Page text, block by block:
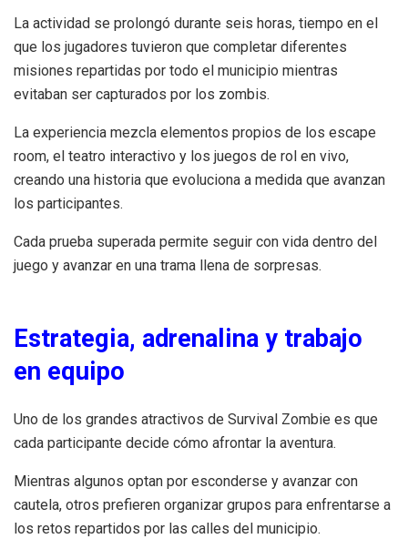
La actividad se prolongó durante seis horas, tiempo en el
que los jugadores tuvieron que completar diferentes
misiones repartidas por todo el municipio mientras
evitaban ser capturados por los zombis.
La experiencia mezcla elementos propios de los escape
room, el teatro interactivo y los juegos de rol en vivo,
creando una historia que evoluciona a medida que avanzan
los participantes.
Cada prueba superada permite seguir con vida dentro del
juego y avanzar en una trama llena de sorpresas.
Estrategia, adrenalina y trabajo
en equipo
Uno de los grandes atractivos de Survival Zombie es que
cada participante decide cómo afrontar la aventura.
Mientras algunos optan por esconderse y avanzar con
cautela, otros prefieren organizar grupos para enfrentarse a
los retos repartidos por las calles del municipio.